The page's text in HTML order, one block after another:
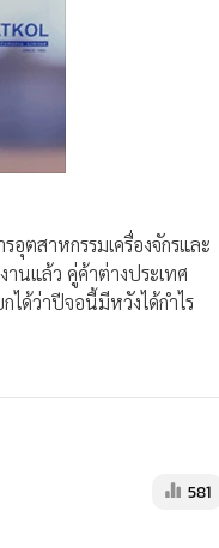
ตสาหกรรมเครื่องจักรและ
านแล้ว คู่ค้าต่างประเทศ
ได้ว่าปีจอนี้มีหวังได้กำไร
581